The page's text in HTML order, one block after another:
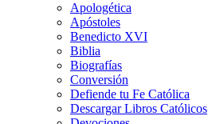
Apologética
Apóstoles
Benedicto XVI
Biblia
Biografías
Conversión
Defiende tu Fe Católica
Descargar Libros Católicos